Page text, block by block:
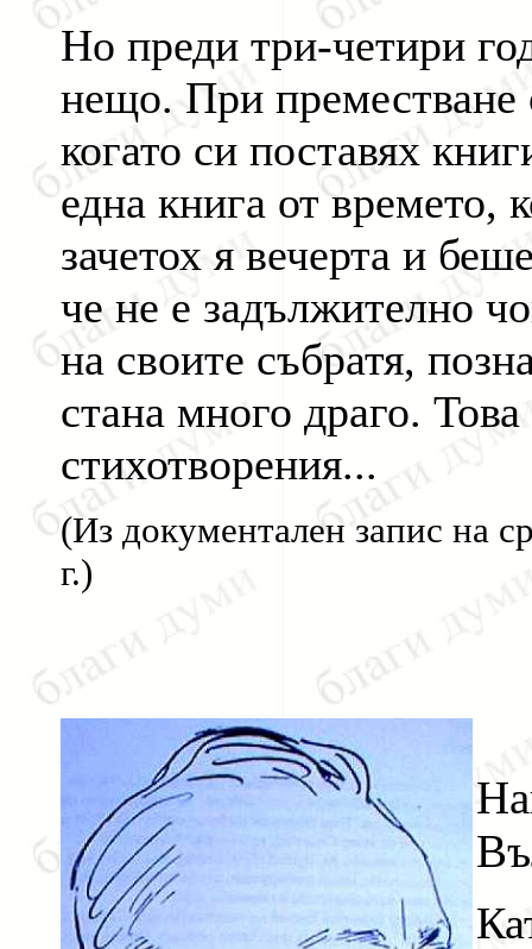
Но преди три-четири
нещо. При преместване
когато си поставях
една книга от времето,
зачетох я вечерта и
че не е задължително
на своите събратя,
стана много драго.
стихотворения...
(Из документален запис на
г.)